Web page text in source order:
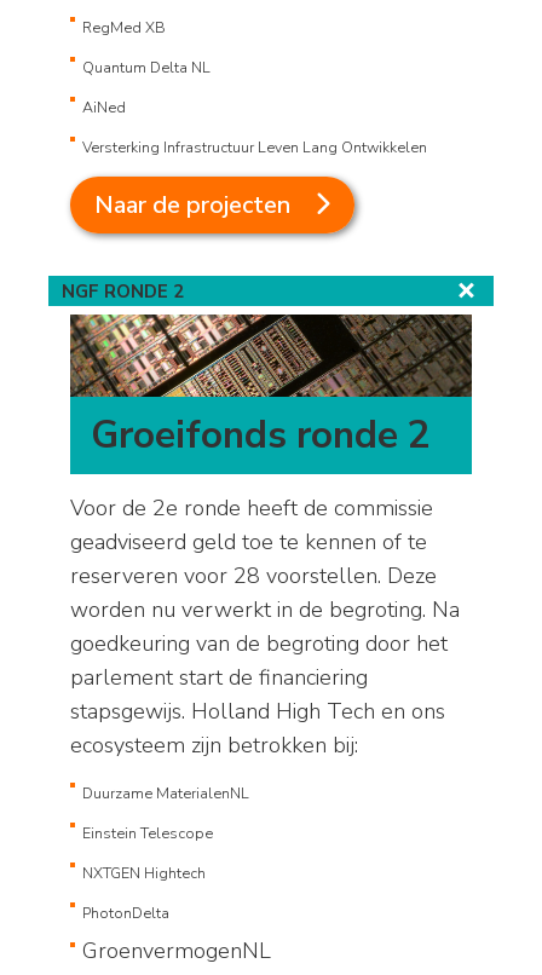
RegMed XB
Quantum Delta NL
AiNed
Versterking Infrastructuur Leven Lang Ontwikkelen
Naar de projecten
NGF RONDE 2
Groeifonds ronde 2
Voor de 2e ronde heeft de commissie
geadviseerd geld toe te kennen of te
reserveren voor 28 voorstellen. Deze
worden nu verwerkt in de begroting. Na
goedkeuring van de begroting door het
parlement start de financiering
stapsgewijs. Holland High Tech en ons
ecosysteem zijn betrokken bij:
Duurzame MaterialenNL
Einstein Telescope
NXTGEN Hightech
PhotonDelta
GroenvermogenNL